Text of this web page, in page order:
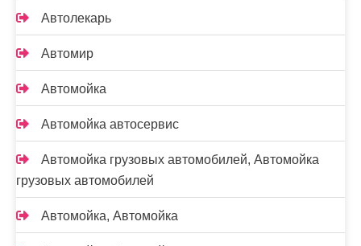
Автолекарь
Автомир
Автомойка
Автомойка автосервис
Автомойка грузовых автомобилей, Автомойка
грузовых автомобилей
Автомойка, Автомойка